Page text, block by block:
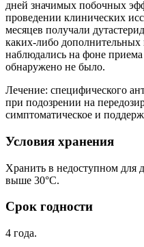
дней значимых побочных
проведении клинических
месяцев получали
каких-либо
наблюдались на фоне приема
обнаружено не было.
Лечение: специфического
при подозрении на
симптоматическое и
Условия хранения
Хранить в недоступном для
выше 30°С.
Срок годности
4 года.